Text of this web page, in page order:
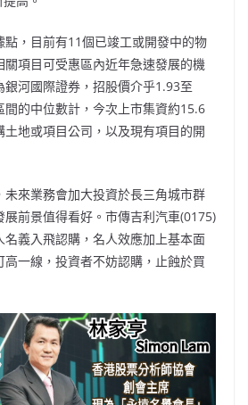
，目前有11個已竣工或開發中的物
關項目可受惠區內近年急速發展的機
河國際證券，招股價介乎1.93至
的中位數計，今次上市集資約15.6
地或項目公司，以及現有項目的開
來業務會加大投資於長三角城市群
展前景值得看好。市傳吉利汽車(0175)
義入飛認購，名人效應加上基本面
一線，投資者不妨認購，止蝕於買